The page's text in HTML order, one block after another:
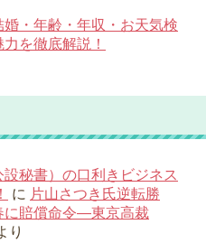
・年齢・年収・お天気検
を徹底解説！
秘書）の口利きビジネス
に 片山さつき氏逆転勝
賠償命令―東京高裁
り